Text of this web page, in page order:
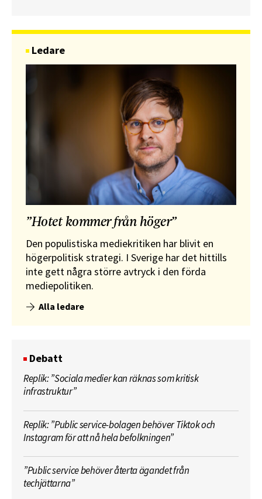
Ledare
”Hotet kommer från höger”
Den populistiska mediekritiken har blivit en
högerpolitisk strategi. I Sverige har det hittills
inte gett några större avtryck i den förda
mediepolitiken.
Alla ledare
Debatt
Replik: ”Sociala medier kan räknas som kritisk
infrastruktur”
Replik: ”Public service-bolagen behöver Tiktok och
Instagram för att nå hela befolkningen”
”Public service behöver återta ägandet från
techjättarna”